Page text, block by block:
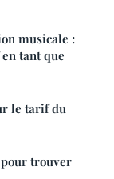
musicale :
tant que
le tarif du
trouver